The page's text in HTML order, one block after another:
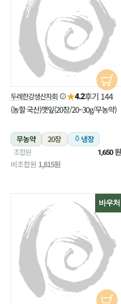
두레한강생산자회 ★4.2후기 144
(농할 국산)깻잎(20장/20~30g/무농약)
무농약 20장 냉장
조합원 1,650원
비조합원 1,815원
바우처